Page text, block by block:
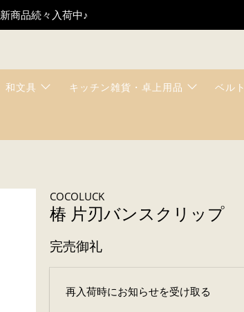
新商品続々入荷中♪
和文具 キッチン雑貨・卓上用品 ベルト
COCOLUCK
椿 片刃バンスクリップ
完売御礼
メ
再入荷時にお知らせを受け取る